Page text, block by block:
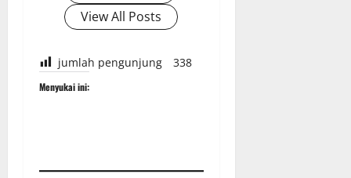
View All Posts
jumlah pengunjung 338
Menyukai ini: